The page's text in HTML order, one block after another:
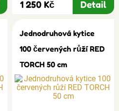
1 250 Kč Detail
Jednodruhová kytice
100 červených růží RED
TORCH 50 cm